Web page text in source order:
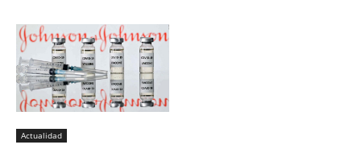
Actualidad